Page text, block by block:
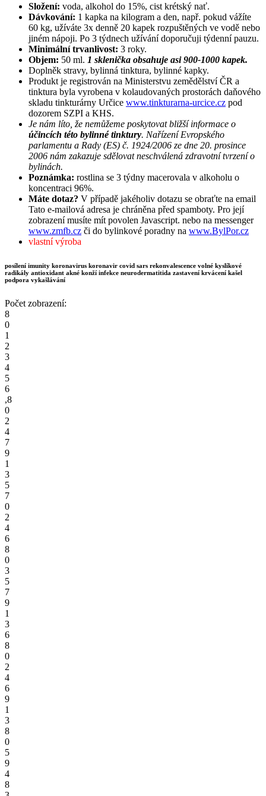
Složení: voda, alkohol do 15%, cist krétský nať.
Dávkování: 1 kapka na kilogram a den, např. pokud vážíte
60 kg, užíváte 3x denně 20 kapek rozpuštěných ve vodě nebo
jiném nápoji. Po 3 týdnech užívání doporučuji týdenní pauzu.
Minimální trvanlivost: 3 roky.
Objem: 50 ml. 1 sklenička obsahuje asi 900-1000 kapek.
Doplněk stravy, bylinná tinktura, bylinné kapky.
Produkt je registrován na Ministerstvu zemědělství ČR a
tinktura byla vyrobena v kolaudovaných prostorách daňového
skladu tinkturárny Určice www.tinkturarna-urcice.cz pod
dozorem SZPI a KHS.
Je nám líto, že nemůžeme poskytovat bližší informace o
účincích této bylinné tinktury. Nařízení Evropského
parlamentu a Rady (ES) č. 1924/2006 ze dne 20. prosince
2006 nám zakazuje sdělovat neschválená zdravotní tvrzení o
bylinách.
Poznámka: rostlina se 3 týdny macerovala v alkoholu o
koncentraci 96%.
Máte dotaz? V případě jakéholiv dotazu se obraťte na email
Tato e-mailová adresa je chráněna před spamboty. Pro její
zobrazení musíte mít povolen Javascript. nebo na messenger
www.zmfb.cz či do bylinkové poradny na www.BylPor.cz
vlastní výroba
posílení imunity koronavirus koronavir covid sars rekonvalescence volné kyslíkové
radikály antioxidant akné konží infekce neurodermatitida zastavení krvácení kašel
podpora vykašlávání
Počet zobrazení:
8
0
1
2
3
4
5
6
,8
0
2
4
7
9
1
3
5
7
0
2
4
6
8
0
3
5
7
9
1
3
6
8
0
2
4
6
9
1
3
8
0
5
9
4
8